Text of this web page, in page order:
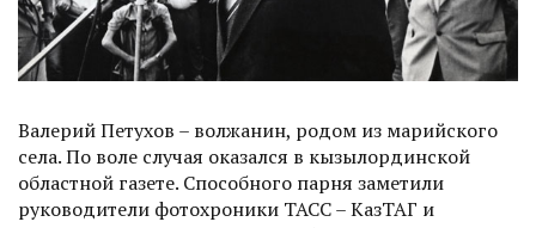
Валерий Петухов – волжанин, родом из марийского
села. По воле случая оказался в кызыл­ординской
областной газете. Способного парня заметили
руководители фотохроники ТАСС – КазТАГ и